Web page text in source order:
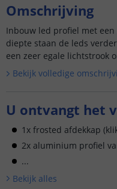
Omschrijving
Inbouw led profiel met
diepte staan de leds
een zeer egale lichtstrook
zogenaamd 'slim line...
Bekijk volledige
U ontvangt het
1x frosted afdekkap
2x aluminium profiel
...
Bekijk alles